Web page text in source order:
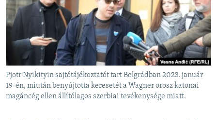
EURÓPAI UNIÓ
VILÁG
KLÍMAVÁLTOZÁS
A MÚLT TANULSÁGAI
KÖVESSEN MINKET!
Pjotr Nyikityin sajtótájékoztatót tart Belgrádban 2023. január
19-én, miután benyújtotta keresetét a Wagner orosz katonai
magáncég ellen állítólagos szerbiai tevékenysége miatt.